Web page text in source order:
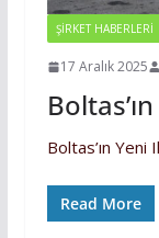
ŞİRKET HABERLERİ
17 Aralık 2025
Boltas’ın Yeni
Read More